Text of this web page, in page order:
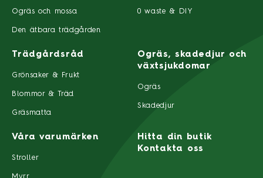
Ogräs och mossa
Den ätbara trädgården
0 waste & DIY
Trädgårdsråd
Grönsaker & Frukt
Blommor & Träd
Gräsmatta
Ogräs, skadedjur och
växtsjukdomar
Ogräs
Skadedjur
Våra varumärken
Stroller
Hitta din butik
Kontakta oss